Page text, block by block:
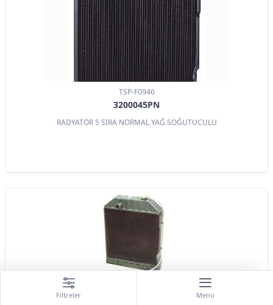
TSP-F0946
3200045PN
RADYATÖR 5 SIRA NORMAL YAĞ SOĞUTUCULU
Filtreler Menü